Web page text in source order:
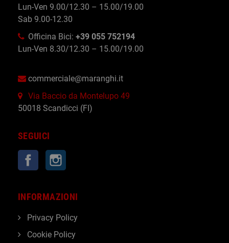
Lun-Ven 9.00/12.30 – 15.00/19.00
Sab 9.00-12.30
Officina Bici: +39 055 752194
Lun-Ven 8.30/12.30 – 15.00/19.00
commerciale@maranghi.it
Via Baccio da Montelupo 49
50018 Scandicci (FI)
SEGUICI
Facebook
INFORMAZIONI
Privacy Policy
Cookie Policy